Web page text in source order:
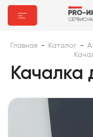
Главная - Каталог -
Качалка